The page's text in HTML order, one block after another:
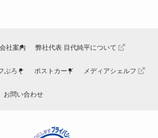
会社案内 弊社代表 目代純平について
ぶろぐ ポストカード メディアシェルフ
お問い合わせ